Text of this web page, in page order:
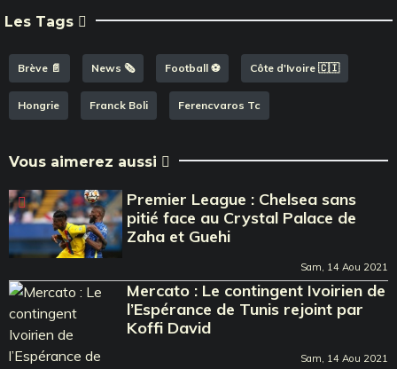
Les Tags
Brève 📄 News 🗞️ Football ⚽️ Côte d'Ivoire 🇨🇮
Hongrie Franck Boli Ferencvaros Tc
Vous aimerez aussi
Premier League : Chelsea sans
pitié face au Crystal Palace de
Zaha et Guehi
Sam, 14 Aou 2021
Mercato : Le contingent Ivoirien de
l’Espérance de Tunis rejoint par
Koffi David
Sam, 14 Aou 2021